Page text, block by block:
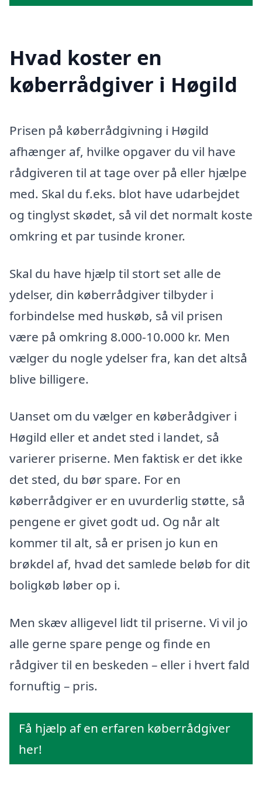
Hvad koster en
køberrådgiver i Høgild
Prisen på køberrådgivning i Høgild
afhænger af, hvilke opgaver du vil have
rådgiveren til at tage over på eller hjælpe
med. Skal du f.eks. blot have udarbejdet
og tinglyst skødet, så vil det normalt koste
omkring et par tusinde kroner.
Skal du have hjælp til stort set alle de
ydelser, din køberrådgiver tilbyder i
forbindelse med huskøb, så vil prisen
være på omkring 8.000-10.000 kr. Men
vælger du nogle ydelser fra, kan det altså
blive billigere.
Uanset om du vælger en køberådgiver i
Høgild eller et andet sted i landet, så
varierer priserne. Men faktisk er det ikke
det sted, du bør spare. For en
køberrådgiver er en uvurderlig støtte, så
pengene er givet godt ud. Og når alt
kommer til alt, så er prisen jo kun en
brøkdel af, hvad det samlede beløb for dit
boligkøb løber op i.
Men skæv alligevel lidt til priserne. Vi vil jo
alle gerne spare penge og finde en
rådgiver til en beskeden – eller i hvert fald
fornuftig – pris.
Få hjælp af en erfaren køberrådgiver
her!